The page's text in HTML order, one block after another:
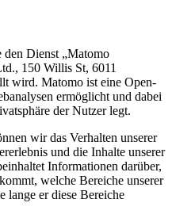
den Dienst „Matomo
150 Willis St, 6011
wird. Matomo ist eine Open-
ermöglicht und dabei
der Nutzer legt.
wir das Verhalten unserer
und die Inhalte unserer
Informationen darüber,
welche Bereiche unserer
lange er diese Bereiche